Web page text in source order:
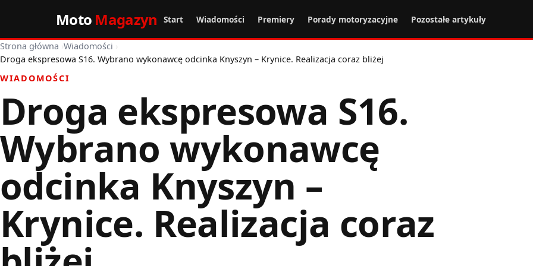
Moto Magazyn Start Wiadomości Premiery Porady motoryzacyjne Pozostałe artykuły
Strona główna ›Wiadomości ›
Droga ekspresowa S16. Wybrano wykonawcę odcinka Knyszyn – Krynice. Realizacja coraz bliżej
WIADOMOŚCI
Droga ekspresowa S16.
Wybrano wykonawcę
odcinka Knyszyn –
Krynice. Realizacja coraz